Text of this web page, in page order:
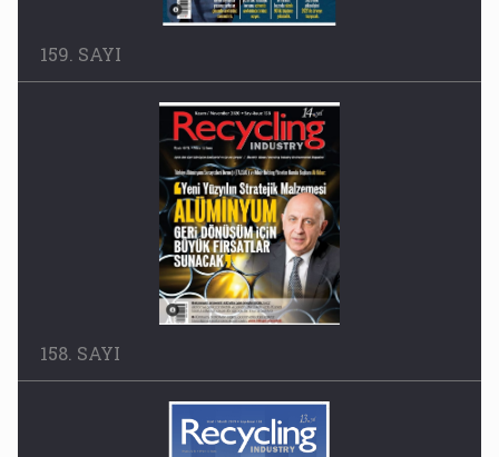
159. SAYI
158. SAYI